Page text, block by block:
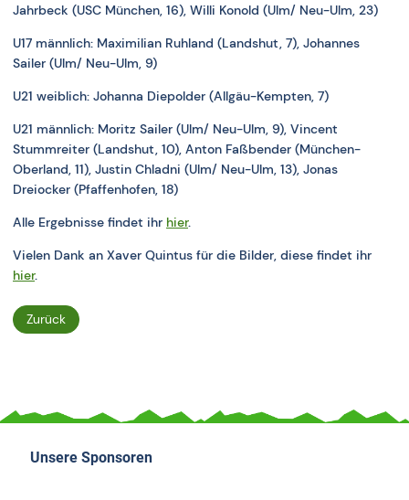
Jahrbeck (USC München, 16), Willi Konold (Ulm/ Neu-Ulm, 23)
U17 männlich: Maximilian Ruhland (Landshut, 7), Johannes
Sailer (Ulm/ Neu-Ulm, 9)
U21 weiblich: Johanna Diepolder (Allgäu-Kempten, 7)
U21 männlich: Moritz Sailer (Ulm/ Neu-Ulm, 9), Vincent
Stummreiter (Landshut, 10), Anton Faßbender (München-
Oberland, 11), Justin Chladni (Ulm/ Neu-Ulm, 13), Jonas
Dreiocker (Pfaffenhofen, 18)
Alle Ergebnisse findet ihr hier.
Vielen Dank an Xaver Quintus für die Bilder, diese findet ihr
hier.
Zurück
Unsere Sponsoren